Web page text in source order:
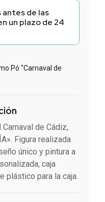
antes de las
un plazo de 24
Pó "Carnaval de
de Cádiz,
Figura realizada
único y pintura a
caja
plástico para la caja.